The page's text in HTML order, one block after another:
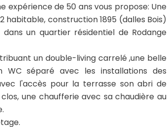
expérience de 50 ans vous propose: Une
construction 1895 (dalles Bois)
un quartier résidentiel de Rodange
un double-living carrelé ,une belle
WC séparé avec les installations des
l'accès pour la terrasse son abri de
une chaufferie avec sa chaudière au